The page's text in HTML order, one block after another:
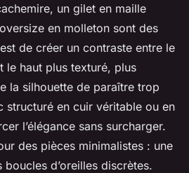
un gilet en maille
en molleton sont des
de créer un contraste entre le
le haut plus texturé, plus
la silhouette de paraître trop
structuré en cuir véritable ou en
l’élégance sans surcharger.
des pièces minimalistes : une
d’oreilles discrètes.